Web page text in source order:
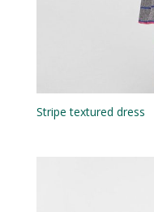
Stripe textured dress